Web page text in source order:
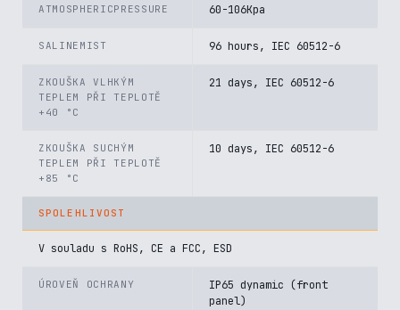
ATMOSPHERICPRESSURE 60-106Kpa
SALINEMIST 96 hours, IEC 60512-6
ZKOUŠKA VLHKÝM
TEPLEM PŘI TEPLOTĚ
+40 °C
21 days, IEC 60512-6
ZKOUŠKA SUCHÝM
TEPLEM PŘI TEPLOTĚ
+85 °C
10 days, IEC 60512-6
SPOLEHLIVOST
V souladu s RoHS, CE a FCC, ESD
ÚROVEŇ OCHRANY
IP65 dynamic (front
panel)